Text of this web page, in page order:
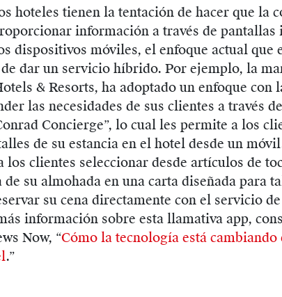
hoteles tienen la tentación de hacer que la
información a través de pantallas
dispositivos móviles, el enfoque actual que
dar un servicio híbrido. Por ejemplo, la
& Resorts, ha adoptado un enfoque con
las necesidades de sus clientes a través
Concierge”, lo cual les permite a los
de su estancia en el hotel desde un
los clientes seleccionar desde artículos de
su almohada en una carta diseñada para
su cena directamente con el servicio de
información sobre esta llamativa app,
Now, “Cómo la tecnología está cambiando
.”